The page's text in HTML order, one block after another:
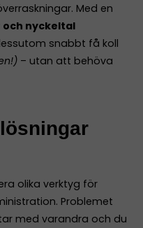
Med en
nyckeltal
snabbt få koll
– utan att behöva
olika verktyg för
Problemet
med varandra och du